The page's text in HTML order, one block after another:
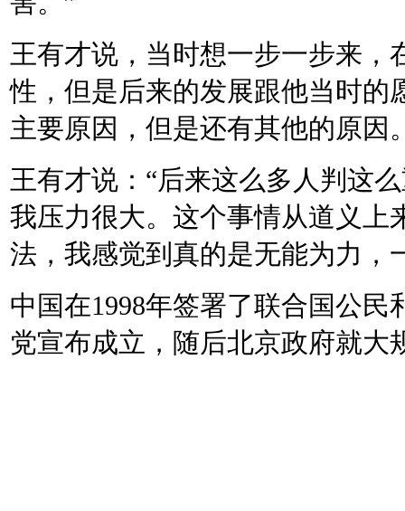
王有才说，当时想一步一步来，
性，但是后来的发展跟他当时的
主要原因，但是还有其他的原因
王有才说： “后来这么多人判这
我压力很大。这个事情从道义上
法，我感觉到真的是无能为力，
中国在1998年签署了联合国公民
党宣布成立，随后北京政府就大